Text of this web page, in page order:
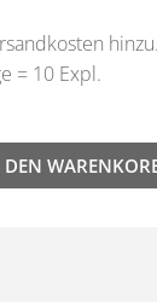
hinzu.
= 10 Expl.